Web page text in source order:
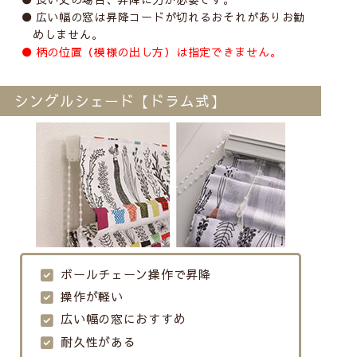
広い幅の窓は昇降コードが切れるおそれがありお勧
めしません。
柄の位置（模様の出し方）は指定できません。
シングルシェード【ドラム式】
ボールチェーン操作で昇降
操作が軽い
広い幅の窓におすすめ
耐久性がある